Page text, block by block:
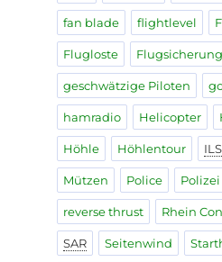
fan blade flightlevel
Flugloste Flugsicherung
geschwätzige Piloten
hamradio Helicopter
Höhle Höhlentour ILS
Mützen Police Polizei
reverse thrust Rhein
SAR Seitenwind